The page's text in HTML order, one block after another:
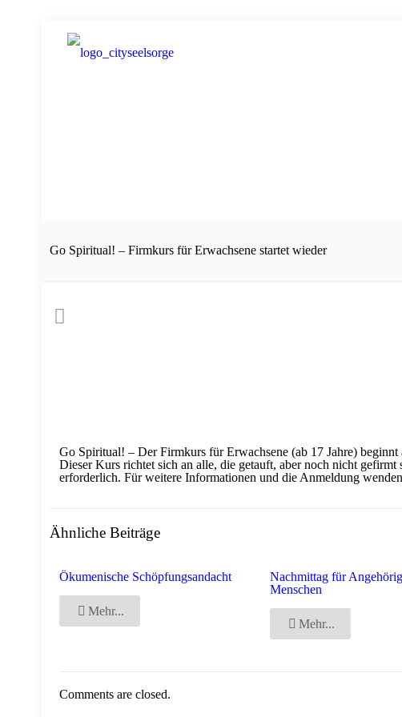
Go Spiritual! – Firmkurs für Erwachsene startet wieder
Go Spiritual! – Der Firmkurs für Erwachsene (ab 17 Jahre)
Dieser Kurs richtet sich an alle, die getauft, aber noch nicht
erforderlich. Für weitere Informationen und die Anmeldung
Ähnliche Beiträge
Ökumenische Schöpfungsandacht
Mehr...
Nachmittag für
Menschen
Mehr...
Comments are closed.